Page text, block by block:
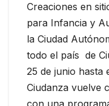
Creaciones en
para Infancia y
la Ciudad
todo el país de
25 de junio hasta
Ciudanza vuelve
con una